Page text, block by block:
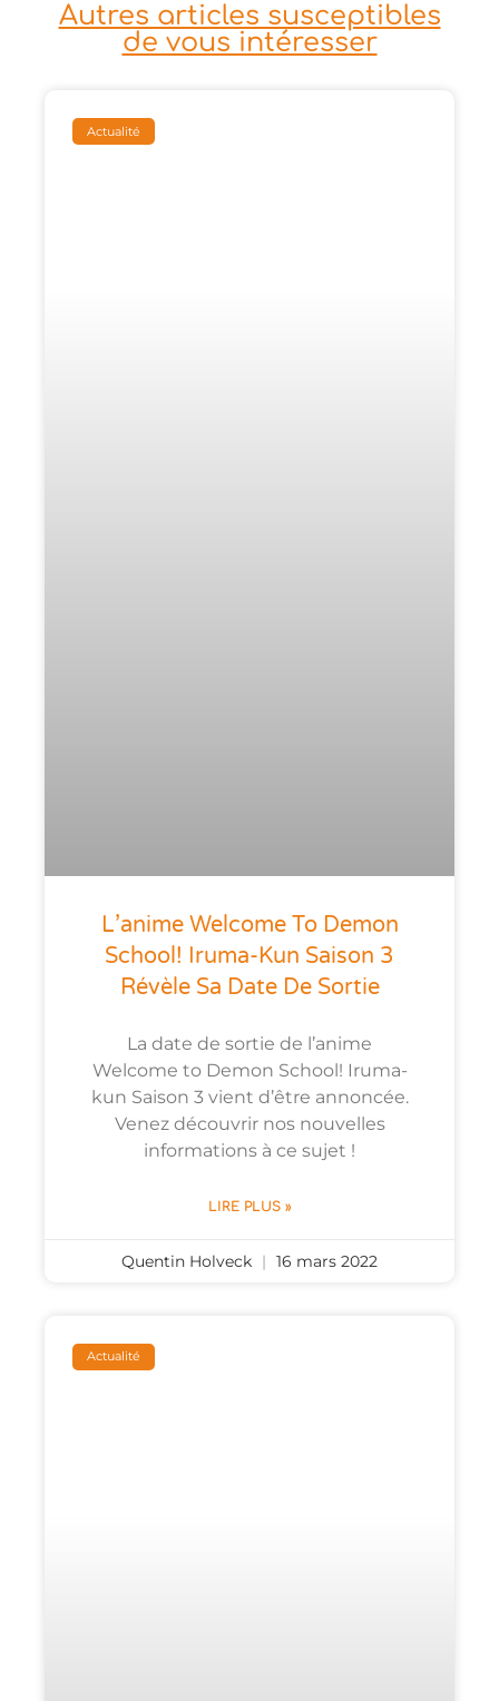
Autres articles susceptibles
de vous intéresser
Actualité
L’anime Welcome To Demon
School! Iruma-Kun Saison 3
Révèle Sa Date De Sortie
La date de sortie de l’anime
Welcome to Demon School! Iruma-
kun Saison 3 vient d’être annoncée.
Venez découvrir nos nouvelles
informations à ce sujet !
LIRE PLUS »
Quentin Holveck 16 mars 2022
Actualité